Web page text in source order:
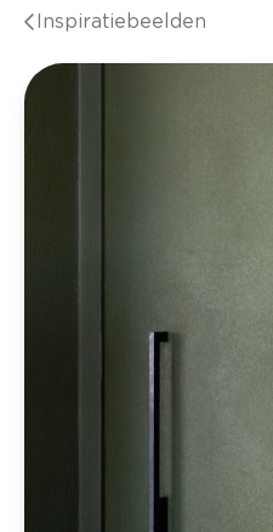
Inspiratiebeelden